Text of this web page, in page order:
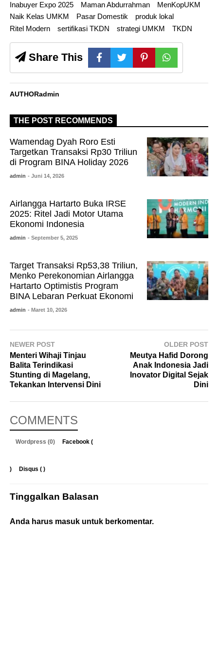
Inabuyer Expo 2025 Maman Abdurrahman
MenKopUKM
Naik Kelas UMKM
Pasar Domestik
produk lokal
Ritel Modern
sertifikasi TKDN strategi UMKM TKDN
Share This
AUTHORadmin
THE POST RECOMMENDS
Wamendag Dyah Roro Esti
Targetkan Transaksi Rp30 Triliun
di Program BINA Holiday 2026
admin - Juni 14, 2026
Airlangga Hartarto Buka IRSE
2025: Ritel Jadi Motor Utama
Ekonomi Indonesia
admin - September 5, 2025
Target Transaksi Rp53,38 Triliun,
Menko Perekonomian Airlangga
Hartarto Optimistis Program
BINA Lebaran Perkuat Ekonomi
admin - Maret 10, 2026
NEWER POST
Menteri Wihaji Tinjau
Balita Terindikasi
Stunting di Magelang,
Tekankan Intervensi Dini
OLDER POST
Meutya Hafid Dorong
Anak Indonesia Jadi
Inovator Digital Sejak
Dini
COMMENTS
Wordpress (0) Facebook (
) Disqus ( )
Tinggalkan Balasan
Anda harus masuk untuk berkomentar.